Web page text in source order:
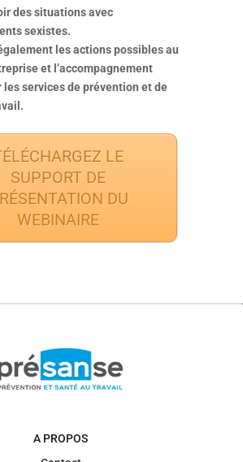
des situations avec
sexistes.
les actions possibles au
et l’accompagnement
les services de prévention et de
LE
SUPPORT DE
DU
WEBINAIRE
A PROPOS